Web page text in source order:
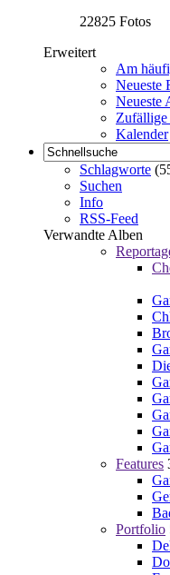
22825 Fotos
Erweitert
Am
Neueste
Neueste
Zufällige
Kalender
Schlagworte
Suchen
Info
RSS-Feed
Verwandte Alben
Features
Portfolio